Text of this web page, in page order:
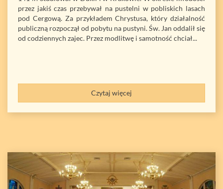
przez jakiś czas przebywał na pustelni w pobliskich lasach
pod Cergową. Za przykładem Chrystusa, który działalność
publiczną rozpoczął od pobytu na pustyni. Św. Jan oddalił się
od codziennych zajec. Przez modlitwę i samotność chciał...
Czytaj więcej